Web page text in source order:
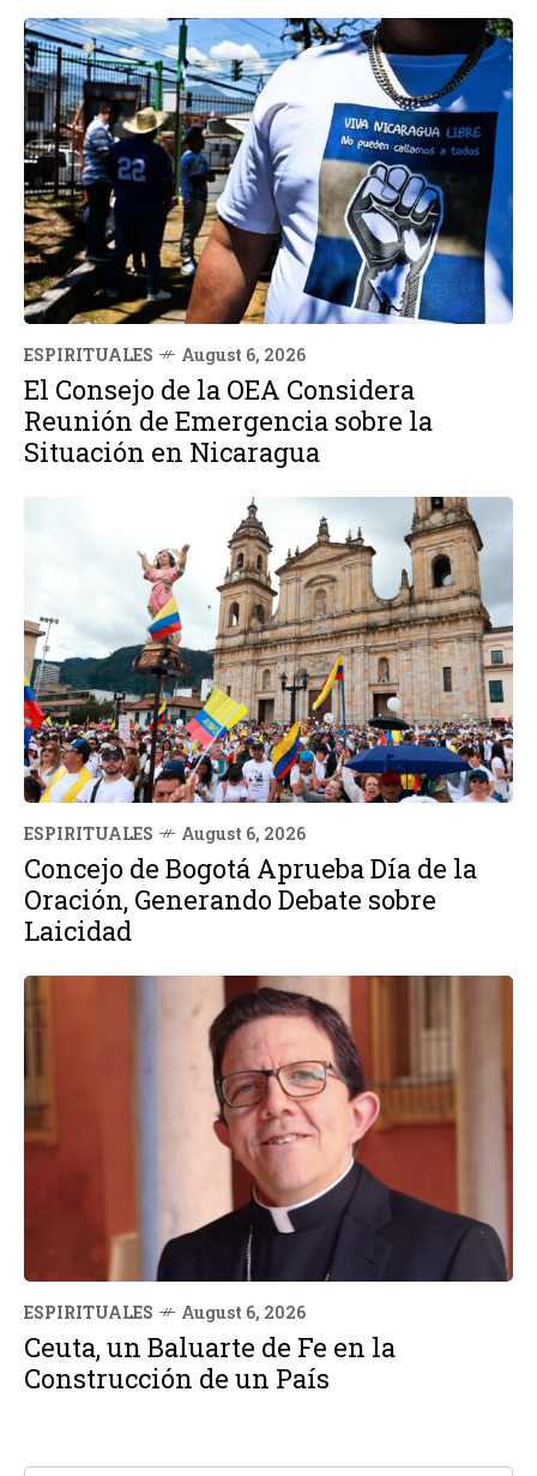
ESPIRITUALES August 6, 2026
El Consejo de la OEA Considera
Reunión de Emergencia sobre la
Situación en Nicaragua
ESPIRITUALES August 6, 2026
Concejo de Bogotá Aprueba Día de la
Oración, Generando Debate sobre
Laicidad
ESPIRITUALES August 6, 2026
Ceuta, un Baluarte de Fe en la
Construcción de un País